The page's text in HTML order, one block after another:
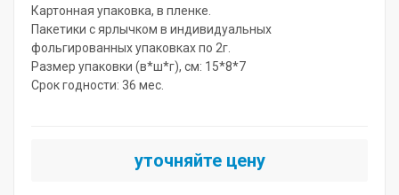
Картонная упаковка, в пленке.
Пакетики с ярлычком в индивидуальных
фольгированных упаковках по 2г.
Размер упаковки (в*ш*г), см: 15*8*7
Срок годности: 36 мес.
уточняйте цену